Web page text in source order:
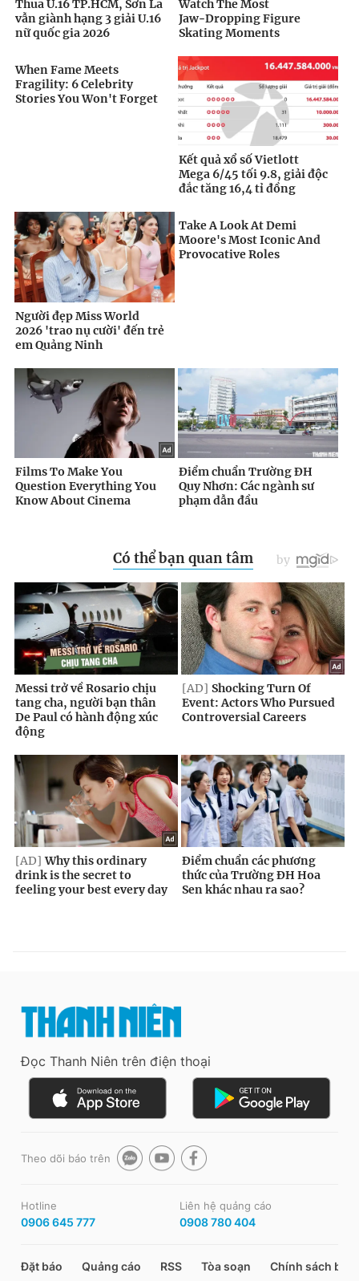
Đọc Thanh Niên trên điện thoại
Theo dõi báo trên
Hotline
0906 645 777
Liên hệ quảng cáo
0908 780 404
Đặt báo Quảng cáo RSS Tòa soạn Chính sách bảo